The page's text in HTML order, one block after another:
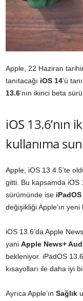
Apple, 22 Haziran
tanıtacağı iOS 14’ü
13.6‘nın ikinci beta
iOS 13.6’nın
kullanıma
Apple, iOS 13.4.5’te
gitti. Bu kapsamda iOS
sürümünde ise
değişikliği Apple’ın yeni
iOS 13.6’da Apple
yani Apple News+
bekleniyor. iPadOS
kısayolları ile daha iyi
Ayrıca Apple’ın Sağlık